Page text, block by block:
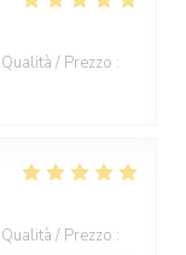
Qualità / Prezzo :
Qualità / Prezzo :